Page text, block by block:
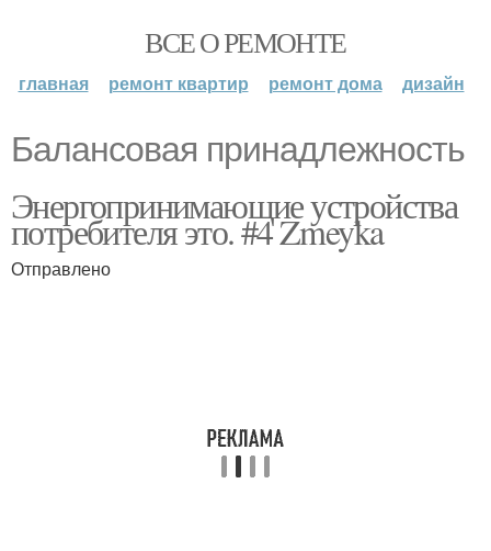
ВСЕ О РЕМОНТЕ
главная ремонт квартир ремонт дома дизайн
Балансовая принадлежность
Энергопринимающие устройства
потребителя это. #4 Zmeyka
Отправлено